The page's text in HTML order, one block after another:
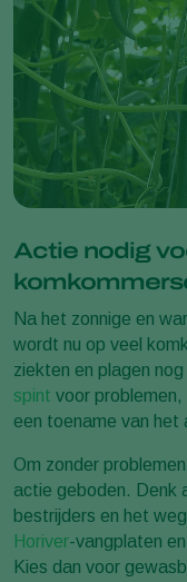
Actie nodig
Na het zonnige en
wordt nu op veel
ziekten en plagen
spint voor
een toename van het
Om zonder
actie geboden. Denk
bestrijders en het
Horiver-vangplaten en
Kies dan voor